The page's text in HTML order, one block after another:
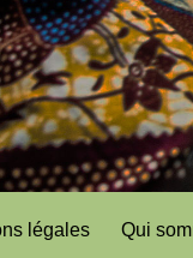
légales Qui